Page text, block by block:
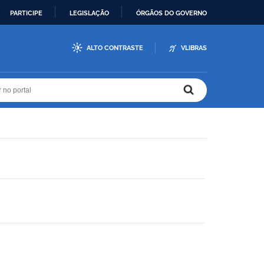
PARTICIPE LEGISLAÇÃO ÓRGÃOS DO GOVERNO
ALTO CONTRASTE VLIBRAS